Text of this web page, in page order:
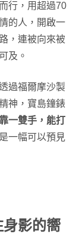
行，用超過70
的人，開啟一
，連被向來被
及。
過福爾摩沙製
神，寶島鐘錶
靠一雙手，能打
一幅可以預見
影的嚮